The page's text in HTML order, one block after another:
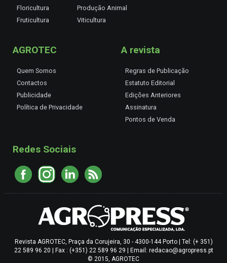
Floricultura
Fruticultura
Produção Animal
Viticultura
AGROTEC
Quem Somos
Contactos
Publicidade
Política de Privacidade
A revista
Regras de Publicação
Estatuto Editorial
Edições Anteriores
Assinatura
Pontos de Venda
Redes Sociais
Revista AGROTEC, Praça da Corujeira, 30 - 4300-144 Porto | Tel: (+ 351)
22 589 96 20 | Fax : (+351) 22 589 96 29 | Email: redacao@agropress.pt
© 2015, AGROTEC